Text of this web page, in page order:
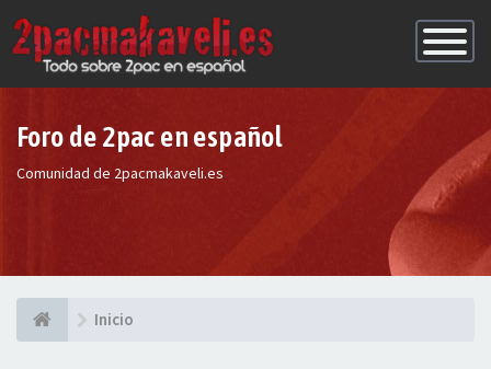
de
Foro de 2pac en español
Comunidad de 2pacmakaveli.es
Inicio